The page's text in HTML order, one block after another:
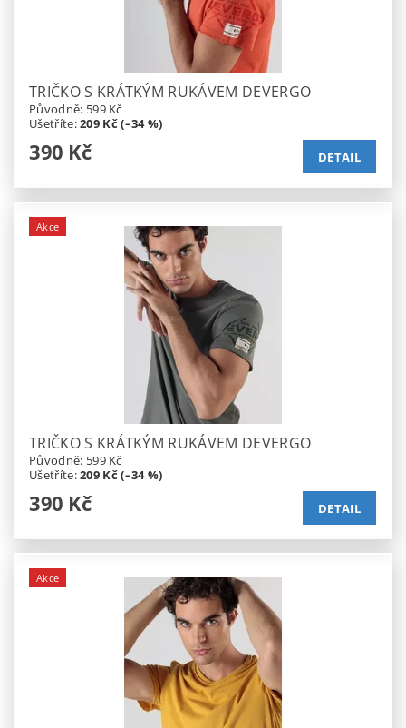
TRIČKO S KRÁTKÝM RUKÁVEM DEVERGO
Původně: 599 Kč
Ušetříte:209 Kč (–34 %)
390 Kč DETAIL
Akce
TRIČKO S KRÁTKÝM RUKÁVEM DEVERGO
Původně: 599 Kč
Ušetříte:209 Kč (–34 %)
390 Kč DETAIL
Akce